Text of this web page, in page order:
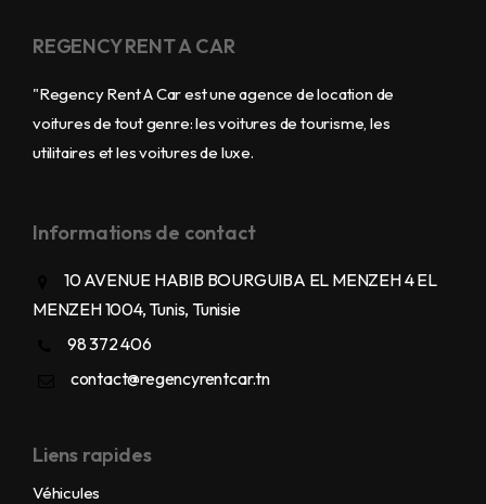
REGENCY RENT A CAR
"Regency Rent A Car est une agence de location de
voitures de tout genre: les voitures de tourisme, les
utilitaires et les voitures de luxe.
Informations de contact
10 AVENUE HABIB BOURGUIBA EL MENZEH 4 EL
MENZEH 1004, Tunis, Tunisie
98 372 406
contact@regencyrentcar.tn
Liens rapides
Véhicules